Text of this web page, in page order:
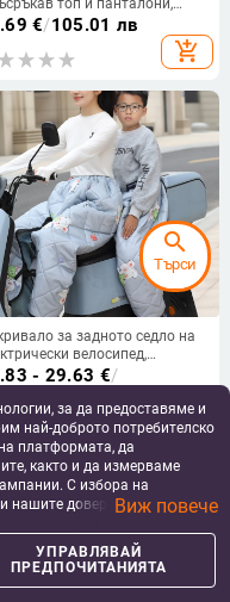
топ и панталони,
полиестер със
за козметичен салон и
на крака
€/105.01 лв
add_shopping_cart
за задното седло на
велосипед,
и
зимно топло с
флийс
- 29.63 €/
add_shopping_cart
за да предоставяме и
най-доброто потребителско
платформата, да
както и да измерваме
С избора на
нашите доверени партньори
на вашето устройство
всяко време да управлявате
предпочитанията“.
Виж повече
УПРАВЛЯВАЙ
ПРЕДПОЧИТАНИЯТА
search
Търси